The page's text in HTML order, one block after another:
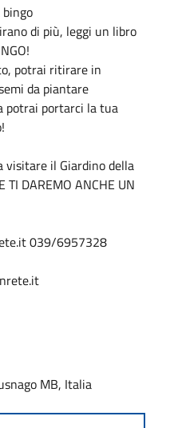
di più, leggi un libro
potrai ritirare in
da piantare
potrai portarci la tua
visitare il Giardino della
TI DAREMO ANCHE UN
039/6957328
MB, Italia